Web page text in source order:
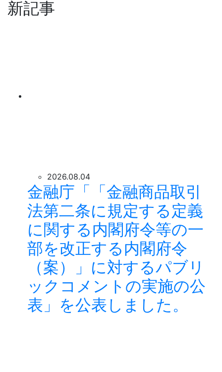
新記事
2026.08.04
金融庁「「金融商品取引
法第二条に規定する定義
に関する内閣府令等の一
部を改正する内閣府令
（案）」に対するパブリ
ックコメントの実施の公
表」を公表しました。